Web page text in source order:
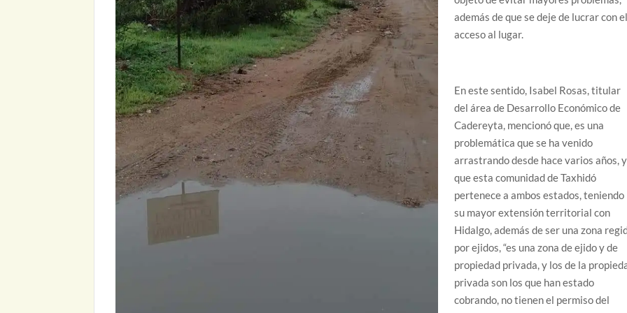
además de que se deje de lucrar con el
acceso al lugar.
En este sentido, Isabel Rosas, titular
del área de Desarrollo Económico de
Cadereyta, mencionó que, es una
problemática que se ha venido
arrastrando desde hace varios años,
que esta comunidad de Taxhidó
pertenece a ambos estados, teniendo
su mayor extensión territorial con
Hidalgo, además de ser una zona
por ejidos, “es una zona de ejido y de
propiedad privada, y los de la
privada son los que han estado
cobrando, no tienen el permiso del